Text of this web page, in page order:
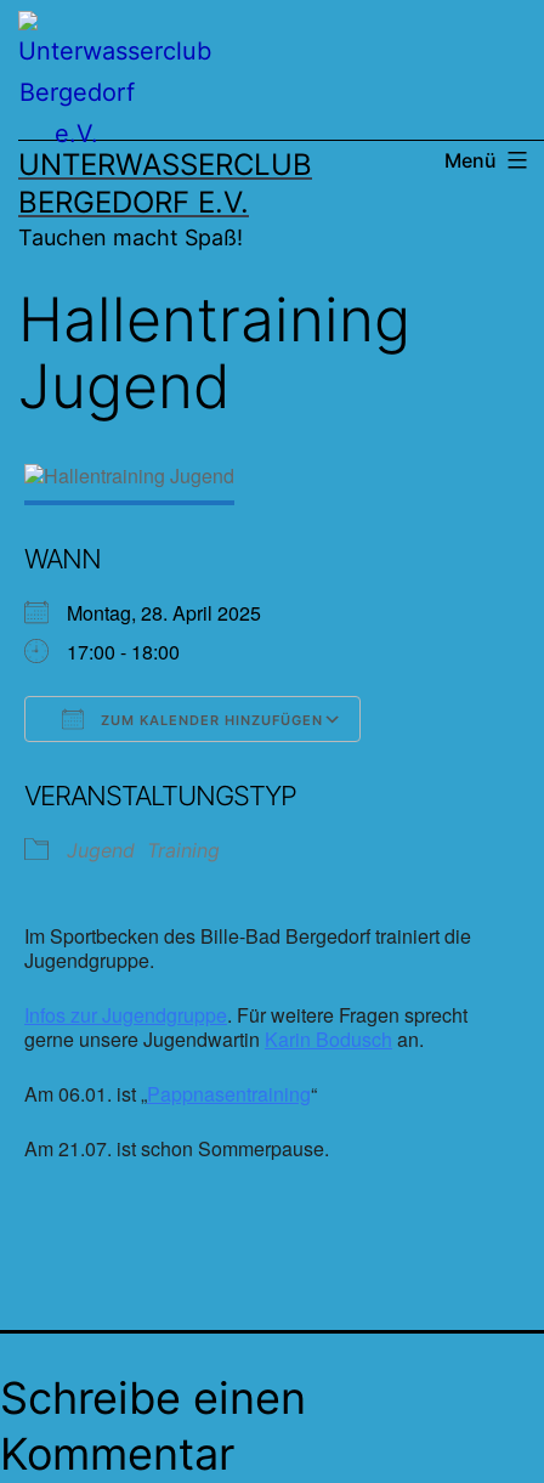
Zum
Inhalt
springen
UNTERWASSERCLUB
BERGEDORF E.V.
Tauchen macht Spaß!
Menü
Hallentraining
Jugend
WANN
Montag, 28. April 2025
17:00 - 18:00
ZUM KALENDER HINZUFÜGEN
VERANSTALTUNGSTYP
Jugend Training
Im Sportbecken des Bille-Bad Bergedorf trainiert die
Jugendgruppe.
Infos zur Jugendgruppe. Für weitere Fragen sprecht
gerne unsere Jugendwartin Karin Bodusch an.
Am 06.01. ist „Pappnasentraining“
Am 21.07. ist schon Sommerpause.
Schreibe einen
Kommentar